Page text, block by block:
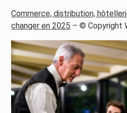
Commerce, distribution,
changer en 2025 – © Copyright